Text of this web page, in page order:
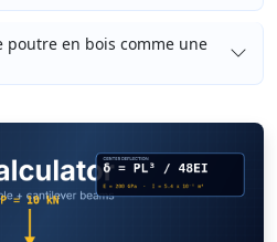
poutre en bois comme une